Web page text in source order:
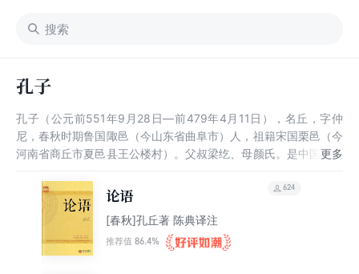
孔子
孔子（公元前551年9月28日—前479年4月11日），名丘，字仲
尼，春秋时期鲁国陬邑（今山东省曲阜市）人，祖籍宋国栗邑（今
河南省商丘市夏邑县王公楼村）。父叔梁纥、母颜氏。是中国古代
传统文化的重要组成部分
论语
[春秋]孔丘著 陈典译注
推荐值 86.4%
624